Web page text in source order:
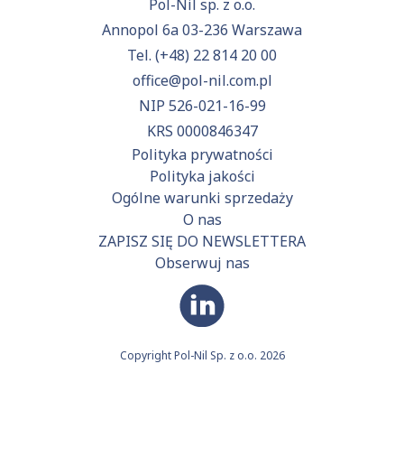
Pol-Nil sp. z o.o.
Annopol 6a 03-236 Warszawa
Tel. (+48) 22 814 20 00
office@pol-nil.com.pl
NIP 526-021-16-99
KRS 0000846347
Polityka prywatności
Polityka jakości
Ogólne warunki sprzedaży
O nas
ZAPISZ SIĘ DO NEWSLETTERA
Obserwuj nas
Copyright Pol-Nil Sp. z o.o. 2026